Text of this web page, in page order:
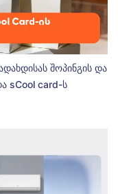
შოპინგის და
sCool card-ს